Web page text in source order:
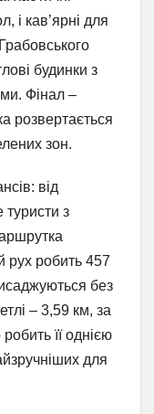
і кав’ярні для
будинки з
Фінал –
розвертається
зон.
від
туристи з
рух робить 457
без
– 3,59 км, за
її однією
для